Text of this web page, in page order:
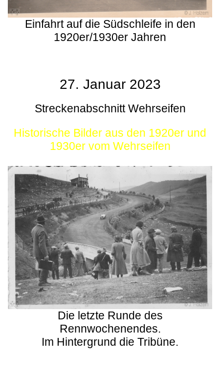
Einfahrt auf die Südschleife in den
1920er/1930er Jahren
27. Januar 2023
Streckenabschnitt Wehrseifen
Historische Bilder aus den 1920er und
1930er vom Wehrseifen
Die letzte Runde des
Rennwochenendes.
Im Hintergrund die Tribüne.